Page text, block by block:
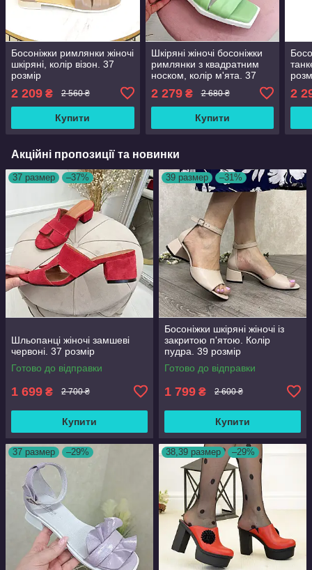
Босоніжки римлянки жіночі
шкіряні, колір візон. 37
розмір
2 209 ₴ 2 560 ₴
Купити
Шкіряні жіночі босоніжки
римлянки з квадратним
носком, колір м'ята. 37
2 279₴ 2 680 ₴
Купити
2
Акційні пропозиції та новинки
37 размер –37%
Шльопанці жіночі замшеві
червоні. 37 розмір
Готово до відправки
1 699 ₴ 2 700 ₴
Купити
39 размер –31%
Босоніжки шкіряні жіночі із
закритою п'ятою. Колір
пудра. 39 розмір
Готово до відправки
1 799 ₴ 2 600 ₴
Купити
37 размер –29% 38,39 размер –29%